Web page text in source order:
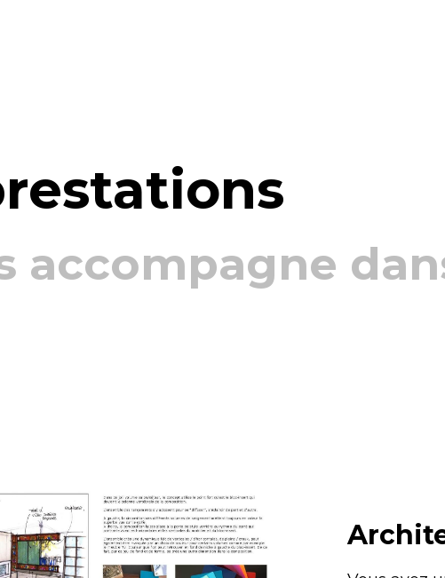
accompagne